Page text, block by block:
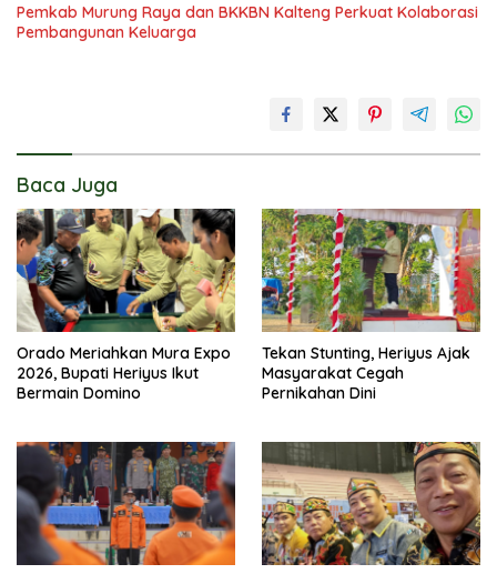
Pemkab Murung Raya dan BKKBN Kalteng Perkuat Kolaborasi
Pembangunan Keluarga
Baca Juga
Orado Meriahkan Mura Expo
2026, Bupati Heriyus Ikut
Bermain Domino
Tekan Stunting, Heriyus Ajak
Masyarakat Cegah
Pernikahan Dini